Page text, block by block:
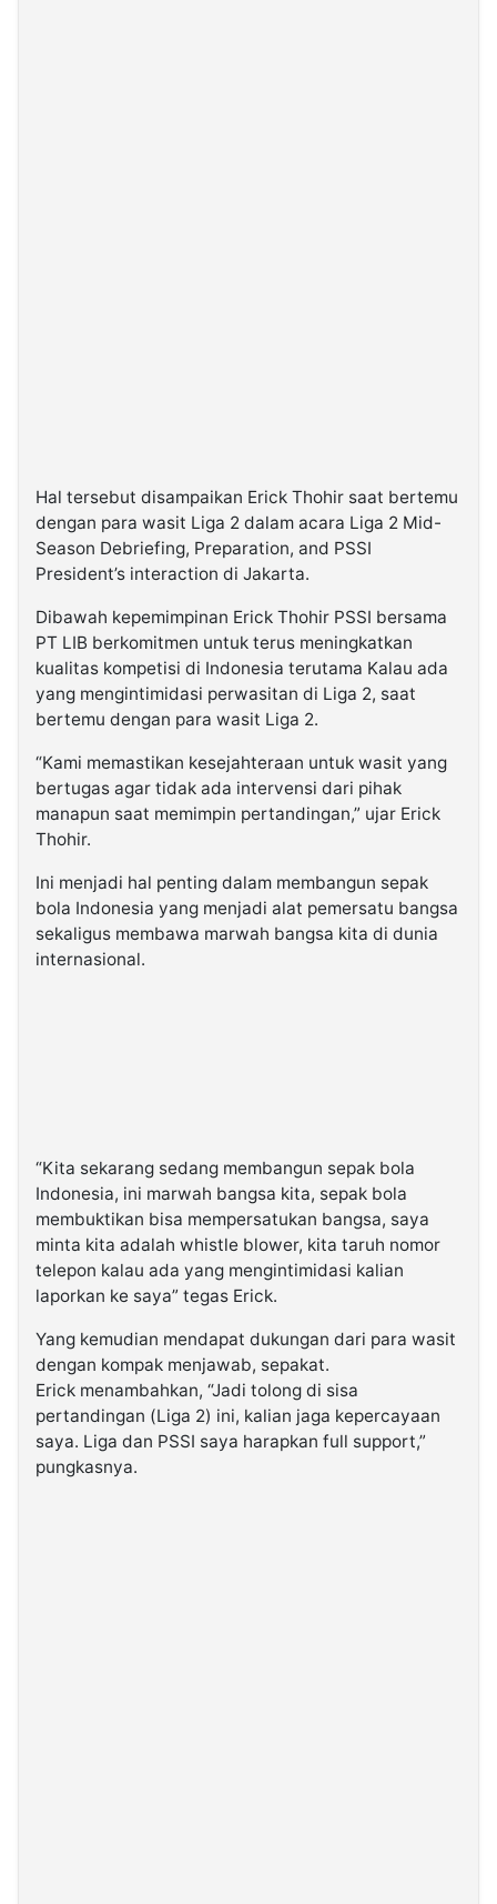
Hal tersebut disampaikan Erick Thohir saat bertemu
dengan para wasit Liga 2 dalam acara Liga 2 Mid-
Season Debriefing, Preparation, and PSSI
President’s interaction di Jakarta.
Dibawah kepemimpinan Erick Thohir PSSI bersama
PT LIB berkomitmen untuk terus meningkatkan
kualitas kompetisi di Indonesia terutama Kalau ada
yang mengintimidasi perwasitan di Liga 2, saat
bertemu dengan para wasit Liga 2.
“Kami memastikan kesejahteraan untuk wasit yang
bertugas agar tidak ada intervensi dari pihak
manapun saat memimpin pertandingan,” ujar Erick
Thohir.
Ini menjadi hal penting dalam membangun sepak
bola Indonesia yang menjadi alat pemersatu bangsa
sekaligus membawa marwah bangsa kita di dunia
internasional.
“Kita sekarang sedang membangun sepak bola
Indonesia, ini marwah bangsa kita, sepak bola
membuktikan bisa mempersatukan bangsa, saya
minta kita adalah whistle blower, kita taruh nomor
telepon kalau ada yang mengintimidasi kalian
laporkan ke saya” tegas Erick.
Yang kemudian mendapat dukungan dari para wasit
dengan kompak menjawab, sepakat.
Erick menambahkan, “Jadi tolong di sisa
pertandingan (Liga 2) ini, kalian jaga kepercayaan
saya. Liga dan PSSI saya harapkan full support,”
pungkasnya.